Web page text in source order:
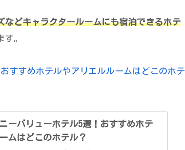
などキャラクタールームにも宿泊できるホテ
。
すすめホテルやアリエルルームはどこのホテ
ーバリューホテル5選！おすすめホテ
ムはどこのホテル？